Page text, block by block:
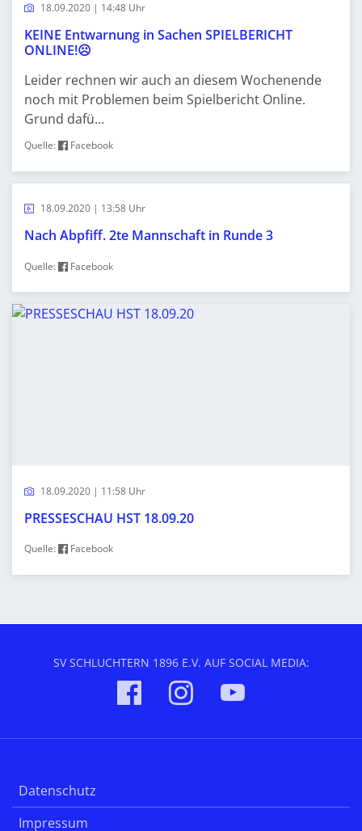
18.09.2020 | 14:48 Uhr
KEINE Entwarnung in Sachen SPIELBERICHT
ONLINE!☹️
Leider rechnen wir auch an diesem Wochenende
noch mit Problemen beim Spielbericht Online.
Grund dafü...
Quelle: Facebook
18.09.2020 | 13:58 Uhr
Nach Abpfiff. 2te Mannschaft in Runde 3
Quelle: Facebook
18.09.2020 | 11:58 Uhr
PRESSESCHAU HST 18.09.20
Quelle: Facebook
SV SCHLUCHTERN 1896 E.V. AUF SOCIAL MEDIA:
Datenschutz
Impressum